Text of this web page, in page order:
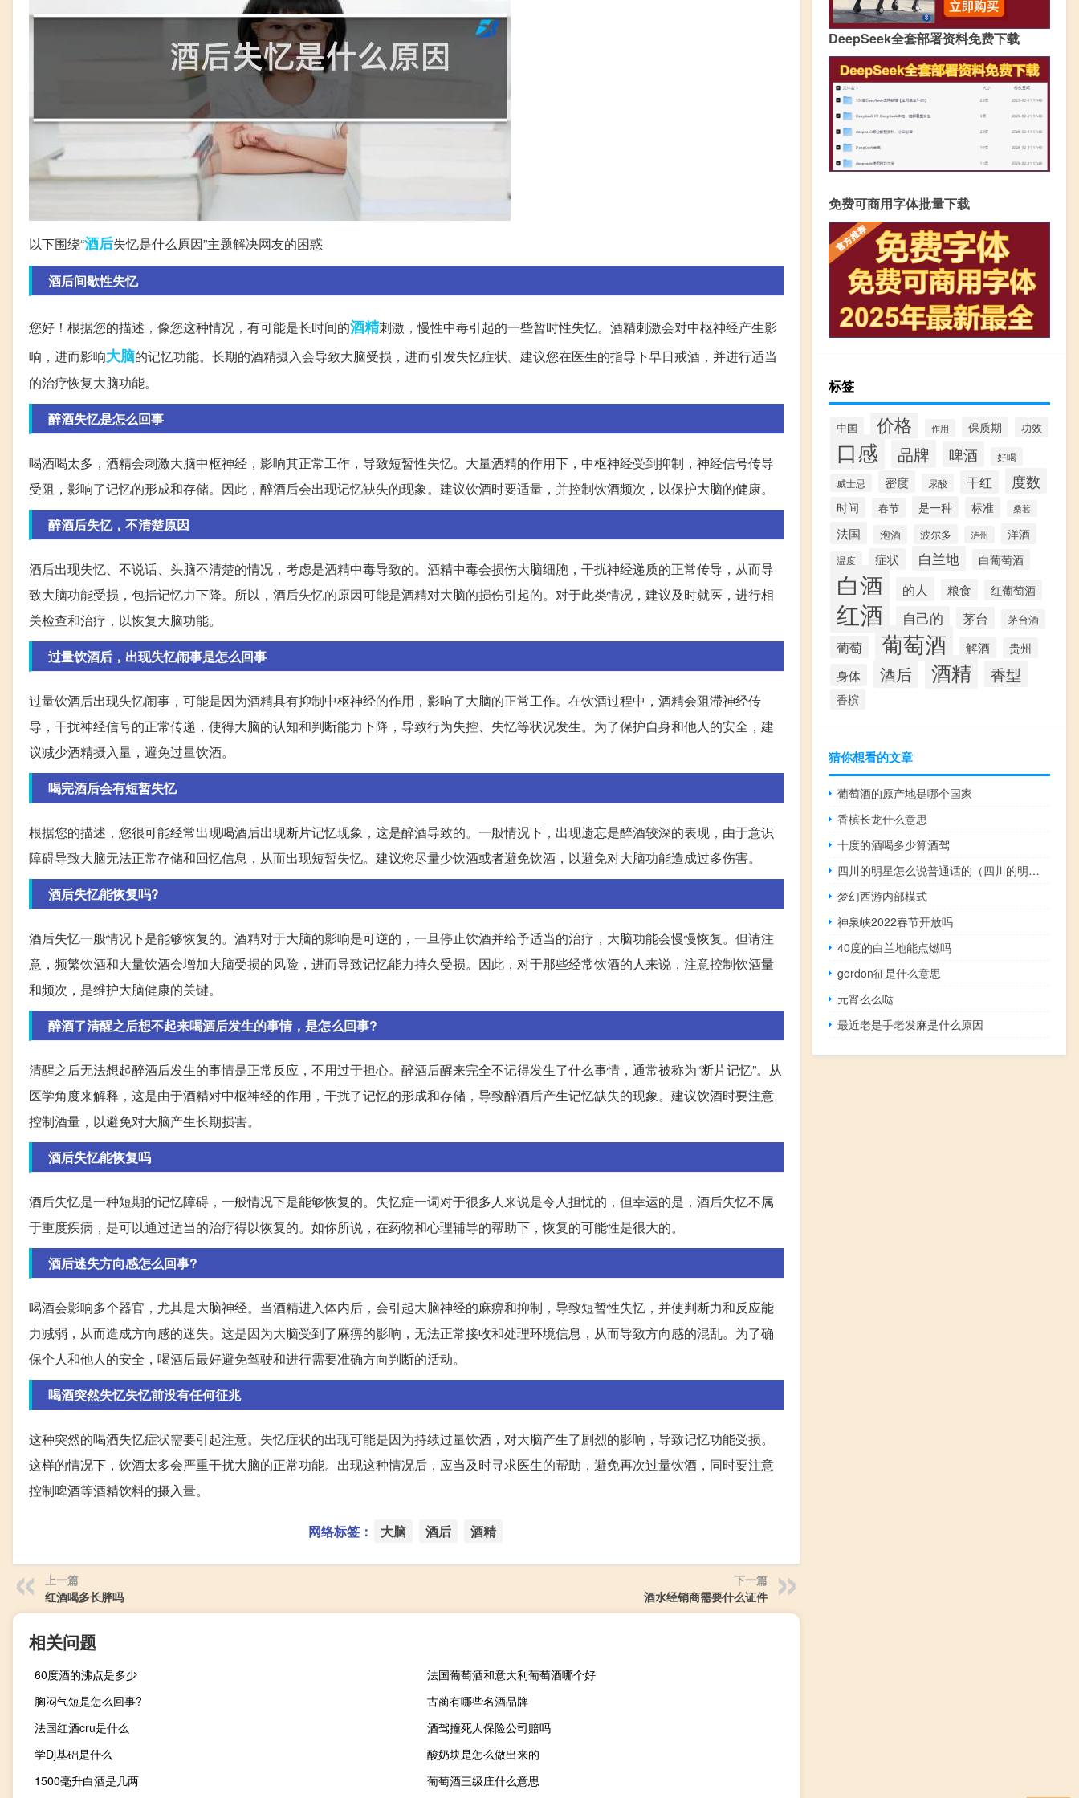
以下围绕“酒后失忆是什么原因”主题解决网友的困惑
酒后间歇性失忆
您好！根据您的描述，像您这种情况，有可能是长时间的酒精刺激，慢性中毒引起的一些暂时性失忆。酒精刺激会对中枢神经产生影
响，进而影响大脑的记忆功能。长期的酒精摄入会导致大脑受损，进而引发失忆症状。建议您在医生的指导下早日戒酒，并进行适当
的治疗恢复大脑功能。
醉酒失忆是怎么回事
喝酒喝太多，酒精会刺激大脑中枢神经，影响其正常工作，导致短暂性失忆。大量酒精的作用下，中枢神经受到抑制，神经信号传导
受阻，影响了记忆的形成和存储。因此，醉酒后会出现记忆缺失的现象。建议饮酒时要适量，并控制饮酒频次，以保护大脑的健康。
醉酒后失忆，不清楚原因
酒后出现失忆、不说话、头脑不清楚的情况，考虑是酒精中毒导致的。酒精中毒会损伤大脑细胞，干扰神经递质的正常传导，从而导
致大脑功能受损，包括记忆力下降。所以，酒后失忆的原因可能是酒精对大脑的损伤引起的。对于此类情况，建议及时就医，进行相
关检查和治疗，以恢复大脑功能。
过量饮酒后，出现失忆闹事是怎么回事
过量饮酒后出现失忆闹事，可能是因为酒精具有抑制中枢神经的作用，影响了大脑的正常工作。在饮酒过程中，酒精会阻滞神经传
导，干扰神经信号的正常传递，使得大脑的认知和判断能力下降，导致行为失控、失忆等状况发生。为了保护自身和他人的安全，建
议减少酒精摄入量，避免过量饮酒。
喝完酒后会有短暂失忆
根据您的描述，您很可能经常出现喝酒后出现断片记忆现象，这是醉酒导致的。一般情况下，出现遗忘是醉酒较深的表现，由于意识
障碍导致大脑无法正常存储和回忆信息，从而出现短暂失忆。建议您尽量少饮酒或者避免饮酒，以避免对大脑功能造成过多伤害。
酒后失忆能恢复吗?
酒后失忆一般情况下是能够恢复的。酒精对于大脑的影响是可逆的，一旦停止饮酒并给予适当的治疗，大脑功能会慢慢恢复。但请注
意，频繁饮酒和大量饮酒会增加大脑受损的风险，进而导致记忆能力持久受损。因此，对于那些经常饮酒的人来说，注意控制饮酒量
和频次，是维护大脑健康的关键。
醉酒了清醒之后想不起来喝酒后发生的事情，是怎么回事?
清醒之后无法想起醉酒后发生的事情是正常反应，不用过于担心。醉酒后醒来完全不记得发生了什么事情，通常被称为“断片记忆”。从
医学角度来解释，这是由于酒精对中枢神经的作用，干扰了记忆的形成和存储，导致醉酒后产生记忆缺失的现象。建议饮酒时要注意
控制酒量，以避免对大脑产生长期损害。
酒后失忆能恢复吗
酒后失忆是一种短期的记忆障碍，一般情况下是能够恢复的。失忆症一词对于很多人来说是令人担忧的，但幸运的是，酒后失忆不属
于重度疾病，是可以通过适当的治疗得以恢复的。如你所说，在药物和心理辅导的帮助下，恢复的可能性是很大的。
酒后迷失方向感怎么回事?
喝酒会影响多个器官，尤其是大脑神经。当酒精进入体内后，会引起大脑神经的麻痹和抑制，导致短暂性失忆，并使判断力和反应能
力减弱，从而造成方向感的迷失。这是因为大脑受到了麻痹的影响，无法正常接收和处理环境信息，从而导致方向感的混乱。为了确
保个人和他人的安全，喝酒后最好避免驾驶和进行需要准确方向判断的活动。
喝酒突然失忆失忆前没有任何征兆
这种突然的喝酒失忆症状需要引起注意。失忆症状的出现可能是因为持续过量饮酒，对大脑产生了剧烈的影响，导致记忆功能受损。
这样的情况下，饮酒太多会严重干扰大脑的正常功能。出现这种情况后，应当及时寻求医生的帮助，避免再次过量饮酒，同时要注意
控制啤酒等酒精饮料的摄入量。
网络标签： 大脑 酒后 酒精
上一篇
红酒喝多长胖吗
下一篇
酒水经销商需要什么证件
相关问题
60度酒的沸点是多少
法国葡萄酒和意大利葡萄酒哪个好
胸闷气短是怎么回事?
古蔺有哪些名酒品牌
法国红酒cru是什么
酒驾撞死人保险公司赔吗
学Dj基础是什么
酸奶块是怎么做出来的
1500毫升白酒是几两
葡萄酒三级庄什么意思
DeepSeek全套部署资料免费下载
免费可商用字体批量下载
标签
中国 价格 作用 保质期 功效
口感 品牌 啤酒
好喝
威士忌
密度 尿酸 干红 度数
时间 春节 是一种 标准 桑葚
法国 泡酒 波尔多 泸州 洋酒
温度 症状 白兰地 白葡萄酒
白酒 的人 粮食 红葡萄酒
红酒 自己的 茅台 茅台酒
葡萄 葡萄酒 解酒 贵州
身体 酒后 酒精 香型
香槟
猜你想看的文章
葡萄酒的原产地是哪个国家
香槟长龙什么意思
十度的酒喝多少算酒驾
四川的明星怎么说普通话的（四川的明星）
梦幻西游内部模式
神泉峡2022春节开放吗
40度的白兰地能点燃吗
gordon征是什么意思
元宵么么哒
最近老是手老发麻是什么原因